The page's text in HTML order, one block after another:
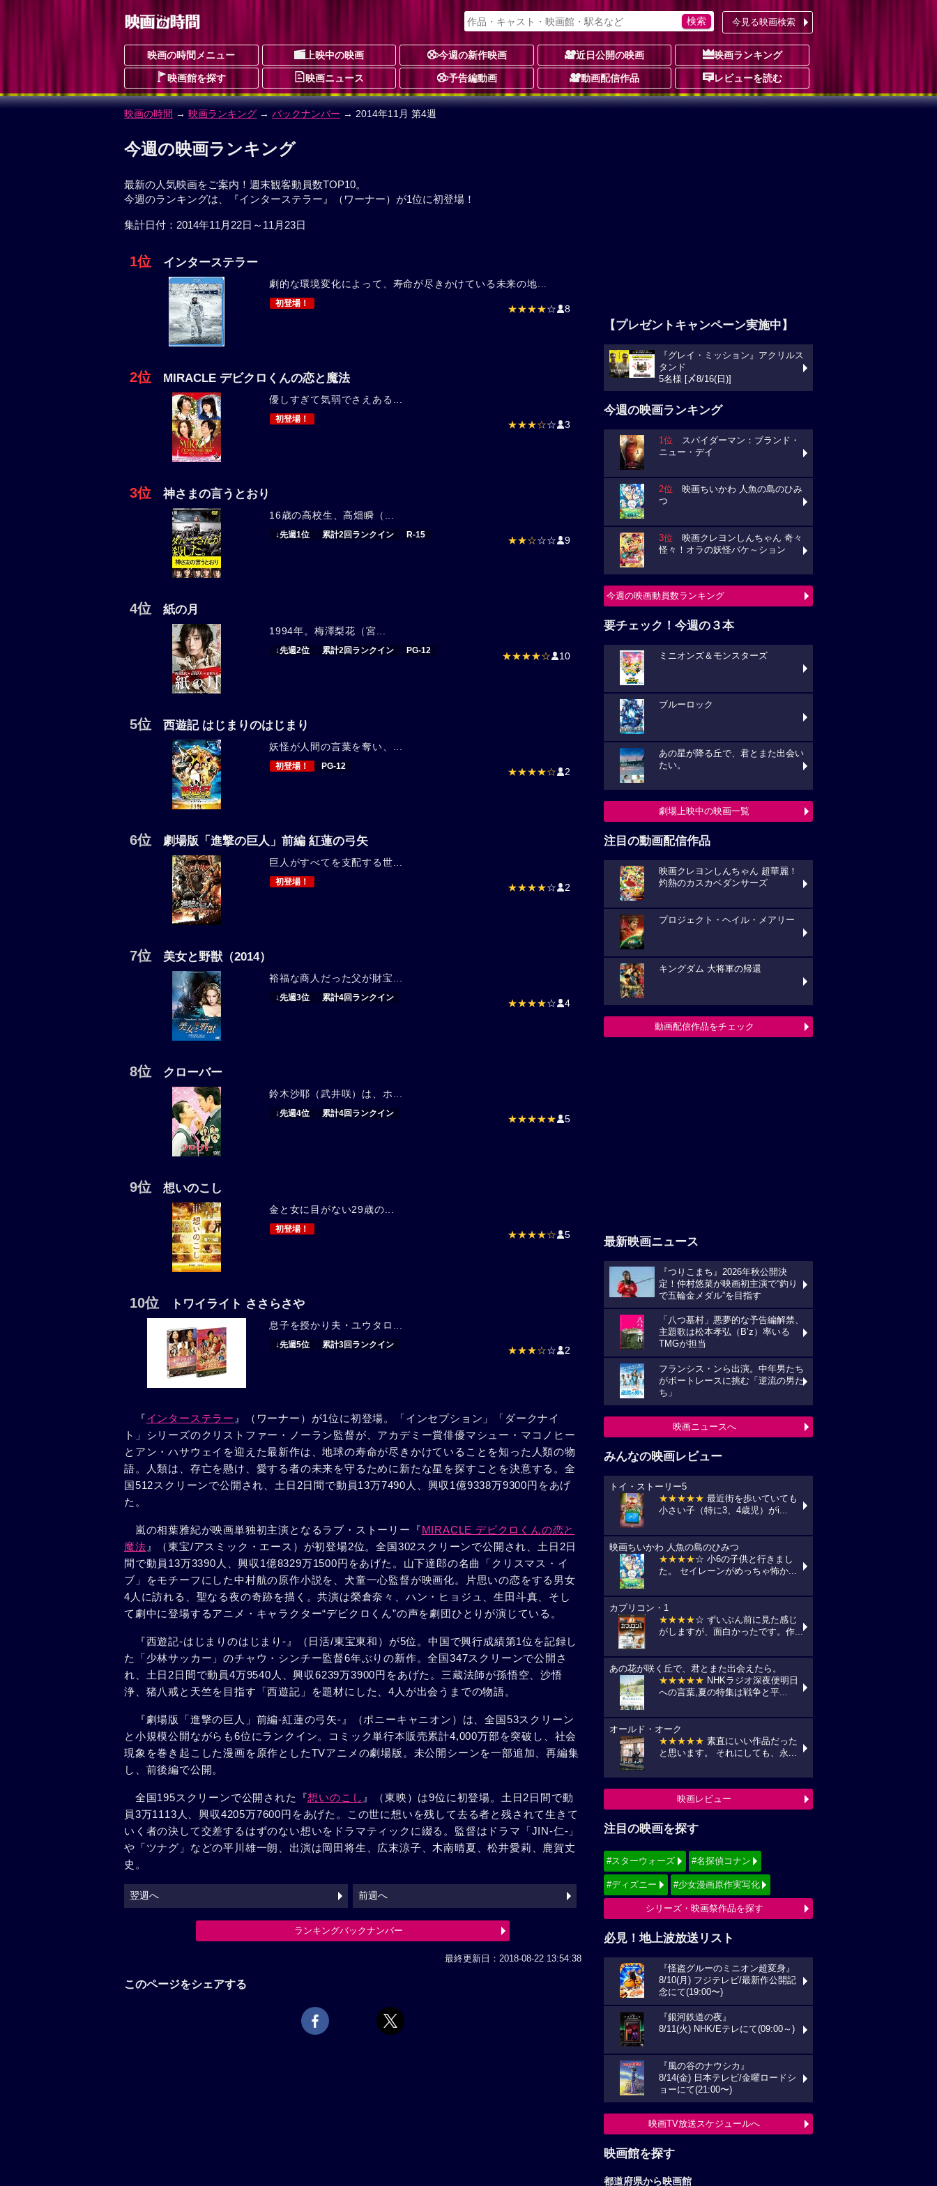
今見る映画検索
映画の時間メニュー 上映中の映画 今週の新作映画 近日公開の映画 映画ランキング
映画館を探す 映画ニュース 予告編動画 動画配信作品 レビューを読む
映画の時間 → 映画ランキング → バックナンバー → 2014年11月 第4週
今週の映画ランキング
最新の人気映画をご案内！週末観客動員数TOP10。
今週のランキングは、『インターステラー』（ワーナー）が1位に初登場！
集計日付：2014年11月22日～11月23日
1位インターステラー
劇的な環境変化によって、寿命が尽きかけている未来の地...
初登場！ ★★★★☆ 8
2位MIRACLE デビクロくんの恋と魔法
優しすぎて気弱でさえある...
初登場！ ★★★☆☆ 3
3位神さまの言うとおり
16歳の高校生、高畑瞬（...
↓先週1位 累計2回ランクイン R-15 ★★☆☆☆ 9
4位 紙の月
1994年。梅澤梨花（宮...
↓先週2位 累計2回ランクイン PG-12 ★★★★☆ 10
5位 西遊記 はじまりのはじまり
妖怪が人間の言葉を奪い、...
初登場！ PG-12 ★★★★☆ 2
6位 劇場版「進撃の巨人」前編 紅蓮の弓矢
巨人がすべてを支配する世...
初登場！ ★★★★☆ 2
7位 美女と野獣（2014）
裕福な商人だった父が財宝...
↓先週3位 累計4回ランクイン ★★★★☆ 4
8位 クローバー
鈴木沙耶（武井咲）は、ホ...
↓先週4位 累計4回ランクイン ★★★★★ 5
9位 想いのこし
金と女に目がない29歳の...
初登場！ ★★★★☆ 5
10位 トワイライト ささらさや
息子を授かり夫・ユウタロ...
↓先週5位 累計3回ランクイン ★★★☆☆ 2
『インターステラー 』（ワーナー）が1位に初登場。「インセプション」「ダークナイ
ト」シリーズのクリストファー・ノーラン監督が、アカデミー賞俳優マシュー・マコノヒー
とアン・ハサウェイを迎えた最新作は、地球の寿命が尽きかけていることを知った人類の物
語。人類は、存亡を懸け、愛する者の未来を守るために新たな星を探すことを決意する。全
国512スクリーンで公開され、土日2日間で動員13万7490人、興収1億9338万9300円をあげ
た。
嵐の相葉雅紀が映画単独初主演となるラブ・ストーリー『MIRACLE デビクロくんの恋と
魔法 』（東宝/アスミック・エース）が初登場2位。全国302スクリーンで公開され、土日2日
間で動員13万3390人、興収1億8329万1500円をあげた。山下達郎の名曲「クリスマス・イ
ブ」をモチーフにした中村航の原作小説を、犬童一心監督が映画化。片思いの恋をする男女
4人に訪れる、聖なる夜の奇跡を描く。共演は榮倉奈々、ハン・ヒョジュ、生田斗真、そし
て劇中に登場するアニメ・キャラクター“デビクロくん”の声を劇団ひとりが演じている。
『西遊記-はじまりのはじまり-』（日活/東宝東和）が5位。中国で興行成績第1位を記録し
た「少林サッカー」のチャウ・シンチー監督6年ぶりの新作。全国347スクリーンで公開さ
れ、土日2日間で動員4万9540人、興収6239万3900円をあげた。三蔵法師が孫悟空、沙悟
浄、猪八戒と天竺を目指す「西遊記」を題材にした、4人が出会うまでの物語。
『劇場版「進撃の巨人」前編-紅蓮の弓矢-』（ポニーキャニオン）は、全国53スクリーン
と小規模公開ながらも6位にランクイン。コミック単行本販売累計4,000万部を突破し、社会
現象を巻き起こした漫画を原作としたTVアニメの劇場版。未公開シーンを一部追加、再編集
し、前後編で公開。
全国195スクリーンで公開された『想いのこし 』（東映）は9位に初登場。土日2日間で動
員3万1113人、興収4205万7600円をあげた。この世に想いを残して去る者と残されて生きて
いく者の決して交差するはずのない想いをドラマティックに綴る。監督はドラマ「JIN-仁-」
や「ツナグ」などの平川雄一朗、出演は岡田将生、広末涼子、木南晴夏、松井愛莉、鹿賀丈
史。
翌週へ 前週へ
ランキングバックナンバー
最終更新日：2018-08-22 13:54:38
このページをシェアする
【プレゼントキャンペーン実施中】
『グレイ・ミッション』アクリルス
タンド
5名様 [〆8/16(日)]
今週の映画ランキング
1位 スパイダーマン：ブランド・
ニュー・デイ
2位 映画ちいかわ 人魚の島のひみ
つ
3位 映画クレヨンしんちゃん 奇々
怪々！オラの妖怪バケ～ション
今週の映画動員数ランキング
要チェック！今週の３本
ミニオンズ＆モンスターズ
ブルーロック
あの星が降る丘で、君とまた出会い
たい。
劇場上映中の映画一覧
注目の動画配信作品
映画クレヨンしんちゃん 超華麗！
灼熱のカスカベダンサーズ
プロジェクト・ヘイル・メアリー
キングダム 大将軍の帰還
動画配信作品をチェック
最新映画ニュース
『つりこまち』2026年秋公開決
定！仲村悠菜が映画初主演で“釣り
で五輪金メダル”を目指す
「八つ墓村」悪夢的な予告編解禁、
主題歌は松本孝弘（B’z）率いる
TMGが担当
フランシス・ンら出演。中年男たち
がボートレースに挑む「逆流の男た
ち」
映画ニュースへ
みんなの映画レビュー
トイ・ストーリー5
★★★★★ 最近街を歩いていても
小さい子（特に3、4歳児）がi...
映画ちいかわ 人魚の島のひみつ
★★★★☆ 小6の子供と行きまし
た。 セイレーンがめっちゃ怖か...
カプリコン・1
★★★★☆ ずいぶん前に見た感じ
がしますが、面白かったです。作...
あの花が咲く丘で、君とまた出会えたら。
★★★★★ NHKラジオ深夜便明日
への言葉,夏の特集は戦争と平...
オールド・オーク
★★★★★ 素直にいい作品だった
と思います。 それにしても、永...
映画レビュー
注目の映画を探す
#スターウォーズ #名探偵コナン
#ディズニー #少女漫画原作実写化
シリーズ・映画祭作品を探す
必見！地上波放送リスト
『怪盗グルーのミニオン超変身』
8/10(月) フジテレビ/最新作公開記
念にて(19:00〜)
『銀河鉄道の夜』
8/11(火) NHK/Eテレにて(09:00～)
『風の谷のナウシカ』
8/14(金) 日本テレビ/金曜ロードシ
ョーにて(21:00〜)
映画TV放送スケジュールへ
映画館を探す
都道府県から映画館